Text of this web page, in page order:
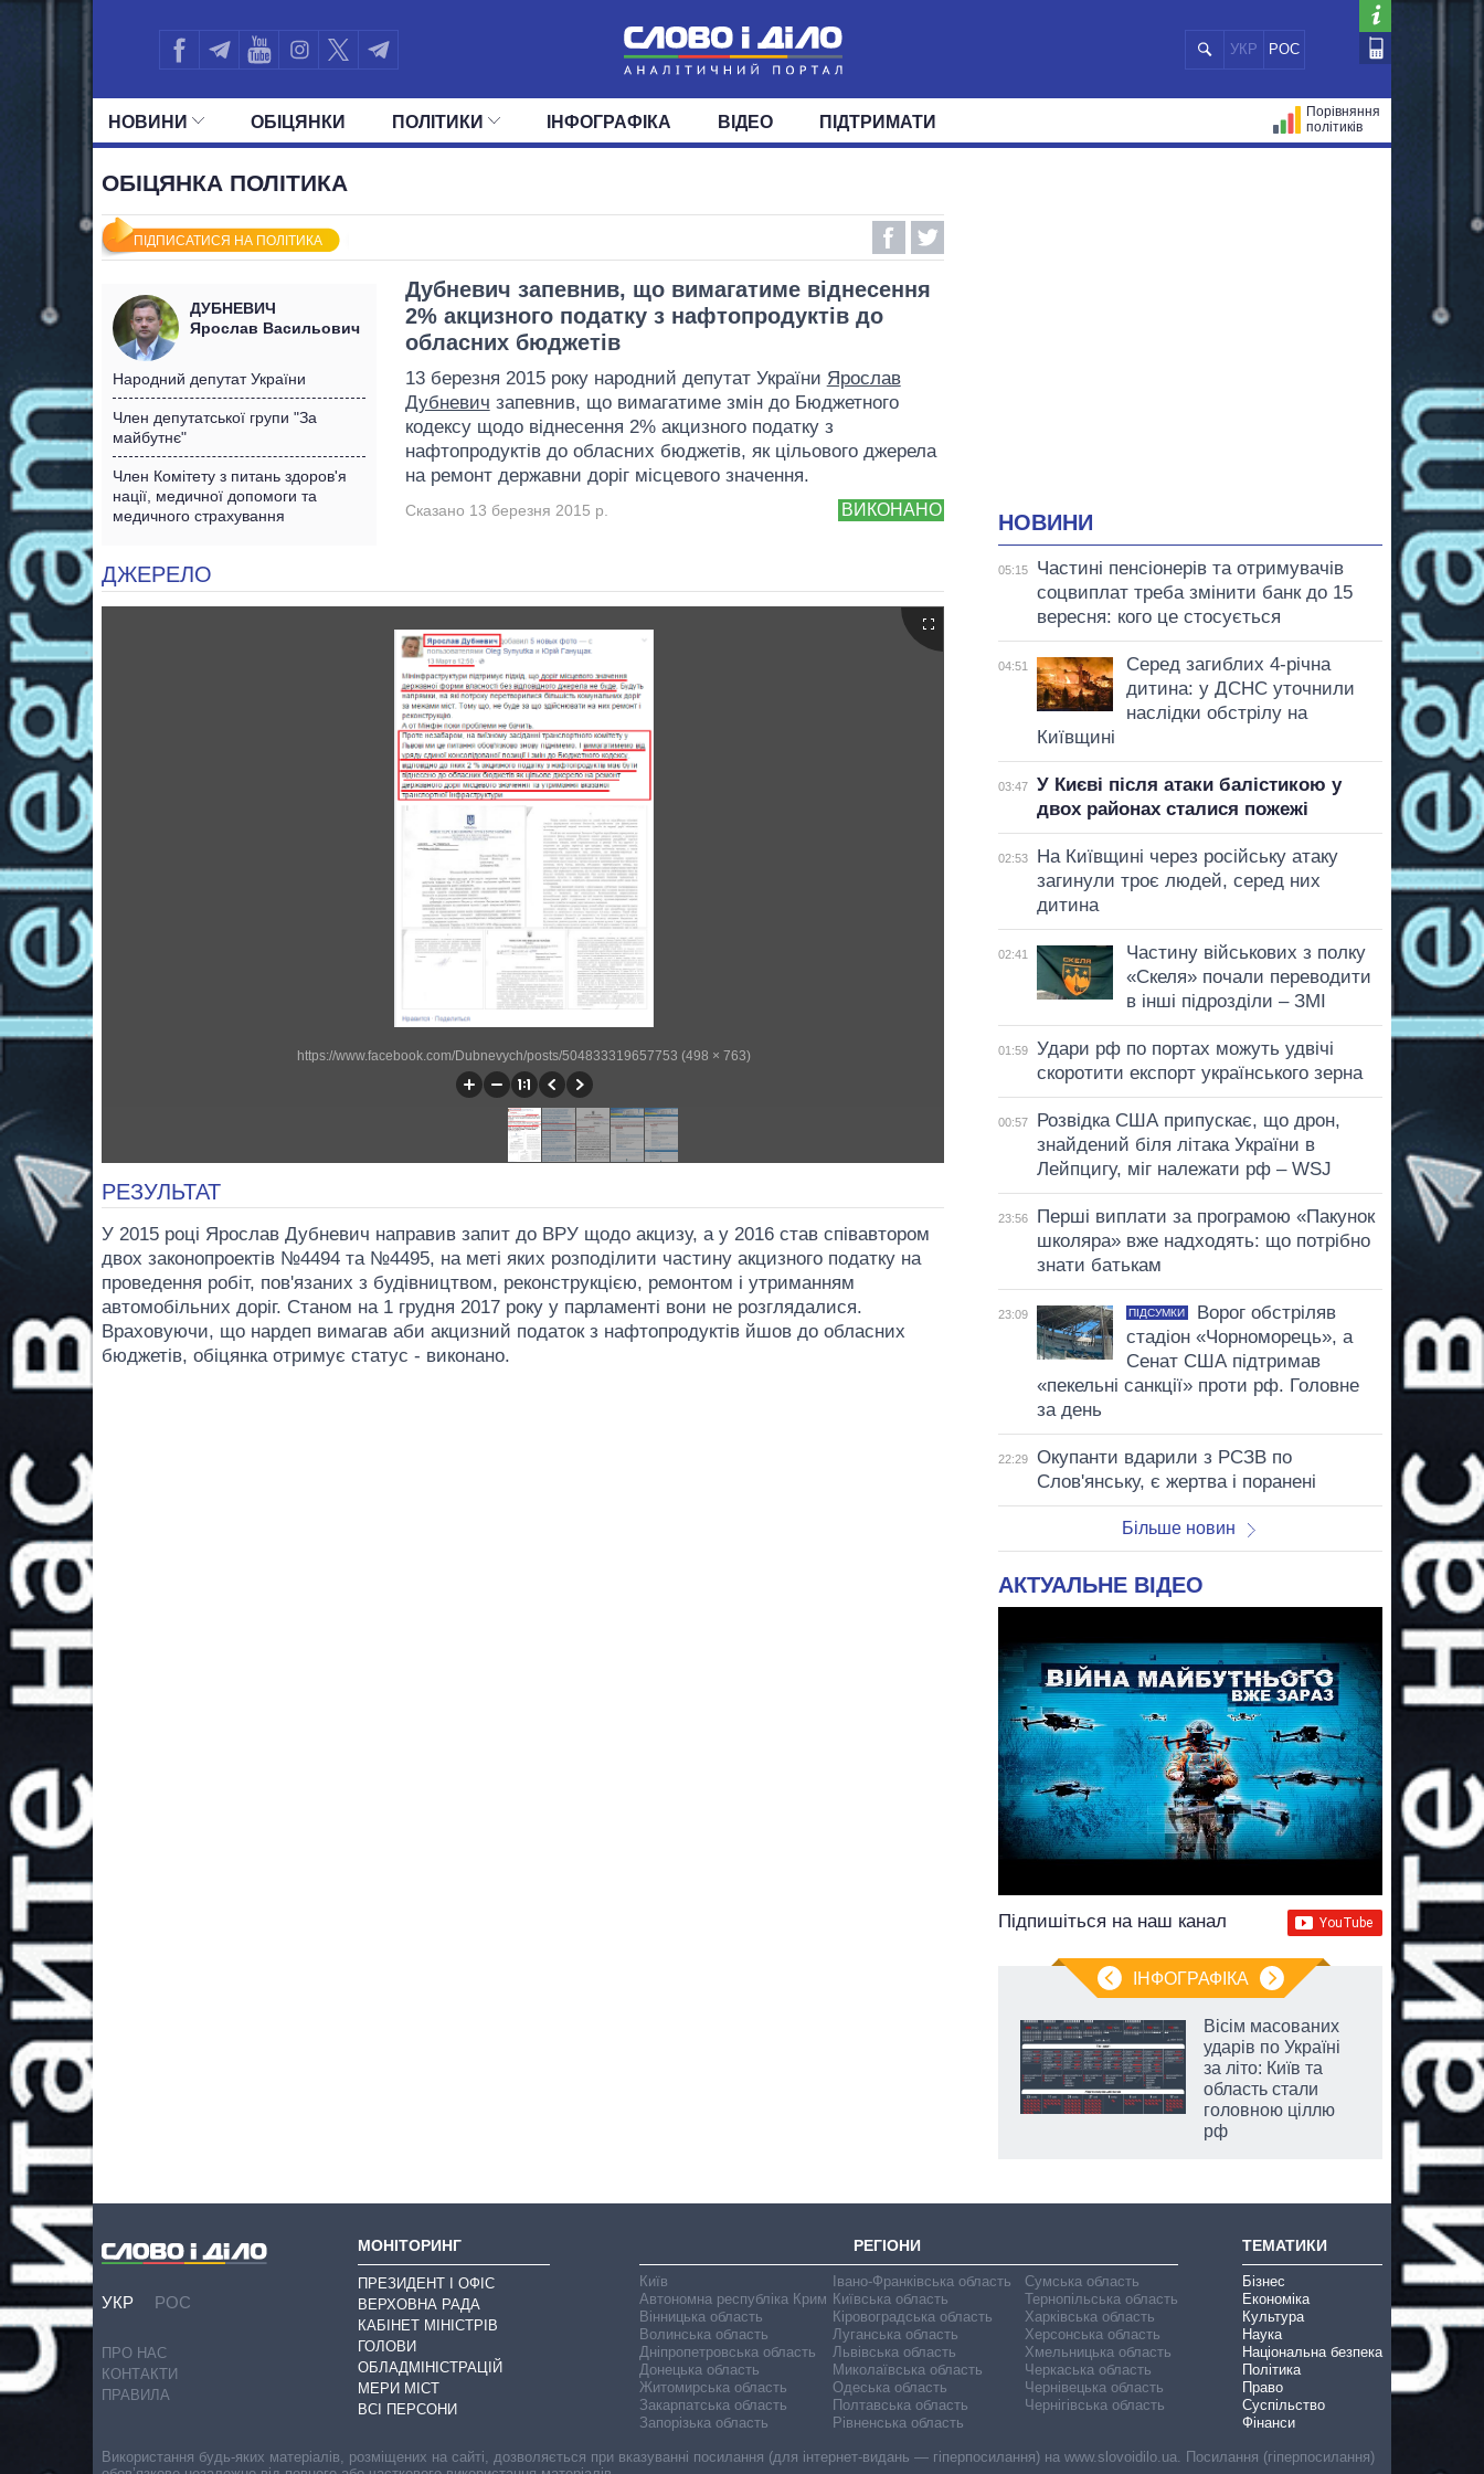
УКР РОС
НОВИНИ
СВІТ
ОБIЦЯНКИ ПОЛIТИКИ
ОКРУГИ
ІНФОГРАФІКА ВІДЕО ПІДТРИМАТИ
Порівняння
політиків
ОБІЦЯНКА ПОЛІТИКА
ПІДПИСАТИСЯ НА ПОЛІТИКА
ДУБНЕВИЧ
Ярослав Васильович
Народний депутат України
Член депутатської групи "За
майбутнє"
Член Комітету з питань здоров'я
нації, медичної допомоги та
медичного страхування
Дубневич запевнив, що вимагатиме віднесення
2% акцизного податку з нафтопродуктів до
обласних бюджетів
13 березня 2015 року народний депутат України Ярослав
Дубневич запевнив, що вимагатиме змін до Бюджетного
кодексу щодо віднесення 2% акцизного податку з
нафтопродуктів до обласних бюджетів, як цільового джерела
на ремонт державни доріг місцевого значення.
ВИКОНАНО
Сказано 13 березня 2015 р.
ДЖЕРЕЛО
https://www.facebook.com/Dubnevych/posts/504833319657753 (498 × 763)
РЕЗУЛЬТАТ
У 2015 році Ярослав Дубневич направив запит до ВРУ щодо акцизу, а у 2016 став співавтором
двох законопроектів №4494 та №4495, на меті яких розподілити частину акцизного податку на
проведення робіт, пов'язаних з будівництвом, реконструкцією, ремонтом і утриманням
автомобільних доріг. Станом на 1 грудня 2017 року у парламенті вони не розглядалися.
Враховуючи, що нардеп вимагав аби акцизний податок з нафтопродуктів йшов до обласних
бюджетів, обіцянка отримує статус - виконано.
НОВИНИ
05:15
Частині пенсіонерів та отримувачів
соцвиплат треба змінити банк до 15
вересня: кого це стосується
04:51
Серед загиблих 4-річна
дитина: у ДСНС уточнили
наслідки обстрілу на
Київщині
03:47
У Києві після атаки балістикою у
двох районах сталися пожежі
02:53
На Київщині через російську атаку
загинули троє людей, серед них
дитина
02:41
Частину військових з полку
«Скеля» почали переводити
в інші підрозділи – ЗМІ
01:59
Удари рф по портах можуть удвічі
скоротити експорт українського зерна
00:57
Розвідка США припускає, що дрон,
знайдений біля літака України в
Лейпцигу, міг належати рф – WSJ
23:56
Перші виплати за програмою «Пакунок
школяра» вже надходять: що потрібно
знати батькам
23:09 ПІДСУМКИ
Ворог обстріляв
стадіон «Чорноморець», а
Сенат США підтримав
«пекельні санкції» проти рф. Головне
за день
22:29
Окупанти вдарили з РСЗВ по
Слов'янську, є жертва і поранені
Більше новин
АКТУАЛЬНЕ ВІДЕО
Підпишіться на наш канал
ІНФОГРАФІКА
Вісім масованих
ударів по Україні
за літо: Київ та
область стали
головною ціллю
рф
УКР РОС
ПРО НАС
КОНТАКТИ
ПРАВИЛА
МОНІТОРИНГ
ПРЕЗИДЕНТ І ОФІС
ВЕРХОВНА РАДА
КАБІНЕТ МІНІСТРІВ
ГОЛОВИ
ОБЛАДМІНІСТРАЦІЙ
МЕРИ МІСТ
ВСІ ПЕРСОНИ
РЕГІОНИ
Київ
Автономна республіка Крим
Вінницька область
Волинська область
Дніпропетровська область
Донецька область
Житомирська область
Закарпатська область
Запорізька область
Івано-Франківська область
Київська область
Кіровоградська область
Луганська область
Львівська область
Миколаївська область
Одеська область
Полтавська область
Рівненська область
Сумська область
Тернопільська область
Харківська область
Херсонська область
Хмельницька область
Черкаська область
Чернівецька область
Чернігівська область
ТЕМАТИКИ
Бізнес
Економіка
Культура
Наука
Національна безпека
Політика
Право
Суспільство
Фінанси
Використання будь-яких матеріалів, розміщених на сайті, дозволяється при вказуванні посилання (для інтернет-видань — гіперпосилання) на www.slovoidilo.ua. Посилання (гіперпосилання)